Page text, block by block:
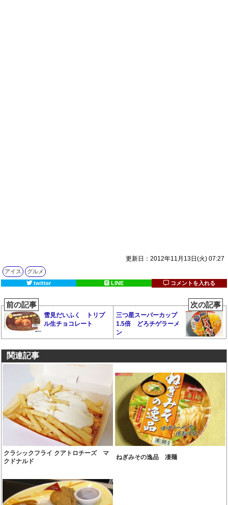
更新日：2012年11月13日(火) 07:27
アイス
グルメ
twitter
LINE コメントを入れる
前の記事
雪見だいふく トリプ
ル生チョコレート
次の記事
三つ星スーパーカップ
1.5倍 どろチゲラーメ
ン
関連記事
クラシックフライ クアトロチーズ マ
クドナルド
ねぎみその逸品 凄麺